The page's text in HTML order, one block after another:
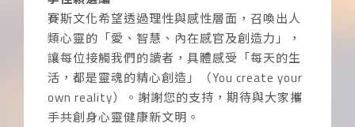
賽斯文化希望透過理性與感性層面，召喚出人
類心靈的「愛、智慧、內在感官及創造力」，
讓每位接觸我們的讀者，具體感受「每天的生
活，都是靈魂的精心創造」（You create your
own reality）。謝謝您的支持，期待與大家攜
手共創身心靈健康新文明。